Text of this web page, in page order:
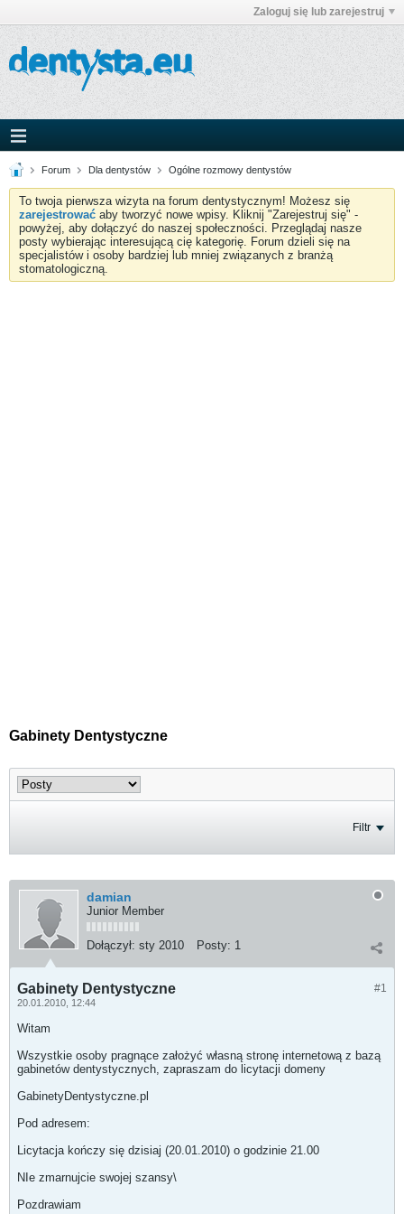
Zaloguj się lub zarejestruj
Forum Dla dentystów Ogólne rozmowy dentystów
To twoja pierwsza wizyta na forum dentystycznym! Możesz się
zarejestrować aby tworzyć nowe wpisy. Kliknij "Zarejestruj się" -
powyżej, aby dołączyć do naszej społeczności. Przeglądaj nasze
posty wybierając interesującą cię kategorię. Forum dzieli się na
specjalistów i osoby bardziej lub mniej związanych z branżą
stomatologiczną.
Gabinety Dentystyczne
Filtr
damian
Junior Member
Dołączył: sty 2010 Posty: 1
#1
Gabinety Dentystyczne
20.01.2010, 12:44
Witam
Wszystkie osoby pragnące założyć własną stronę internetową z bazą
gabinetów dentystycznych, zapraszam do licytacji domeny
GabinetyDentystyczne.pl
Pod adresem:
Licytacja kończy się dzisiaj (20.01.2010) o godzinie 21.00
NIe zmarnujcie swojej szansy\
Pozdrawiam